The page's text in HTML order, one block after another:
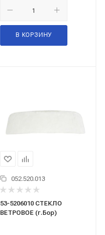
В КОРЗИНУ
052.520.013
53-5206010 СТЕКЛО
ВЕТРОВОЕ (г.Бор)